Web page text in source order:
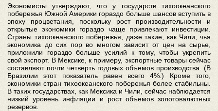
Экономисты утверждают, что у государств тихоокеанского
побережья Южной Америки гораздо больше шансов вступить в
эпоху процветания, поскольку рост производительности и
открытые экономики гораздо чаще привлекают инвестиции.
Страны тихоокеанского побережья, даже такие, как Чили, чья
экономика до сих пор во многом зависит от цен на сырье,
приложили гораздо больше усилий к тому, чтобы укрепить
свой экспорт. В Мексике, к примеру, экспортные товары сейчас
составляют почти четверть годовых объемов производства. (В
Бразилии этот показатель равен всего 4%.) Кроме того,
экономики стран тихоокеанского побережья более стабильны.
В таких государствах, как Мексика и Чили, сейчас наблюдается
низкий уровень инфляции и рост объемов золотовалютных
резервов.